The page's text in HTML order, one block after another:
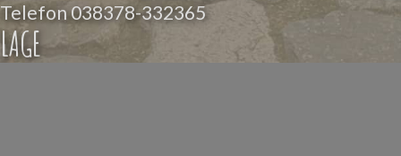
Telefon038378-332365
LAGE